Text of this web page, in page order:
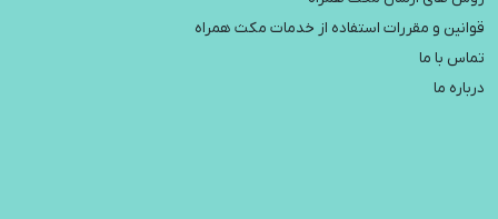
قوانین و مقررات استفاده از خدمات مکث همراه
تماس با ما
درباره ما